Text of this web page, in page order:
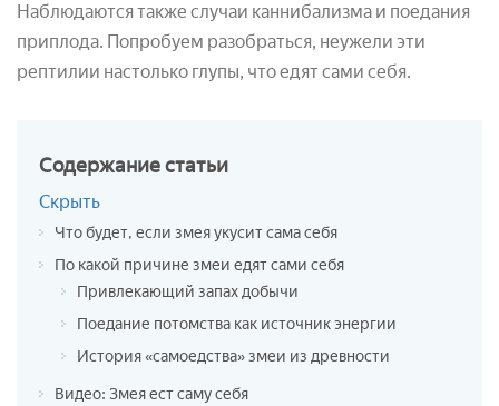
Наблюдаются также случаи каннибализма и поедания
приплода. Попробуем разобраться, неужели эти
рептилии настолько глупы, что едят сами себя.
Содержаниестатьи
Скрыть
Что будет, если змея укусит сама себя
По какой причине змеи едят сами себя
Привлекающий запах добычи
Поедание потомства как источник энергии
История «самоедства» змеи из древности
Видео: Змея ест саму себя